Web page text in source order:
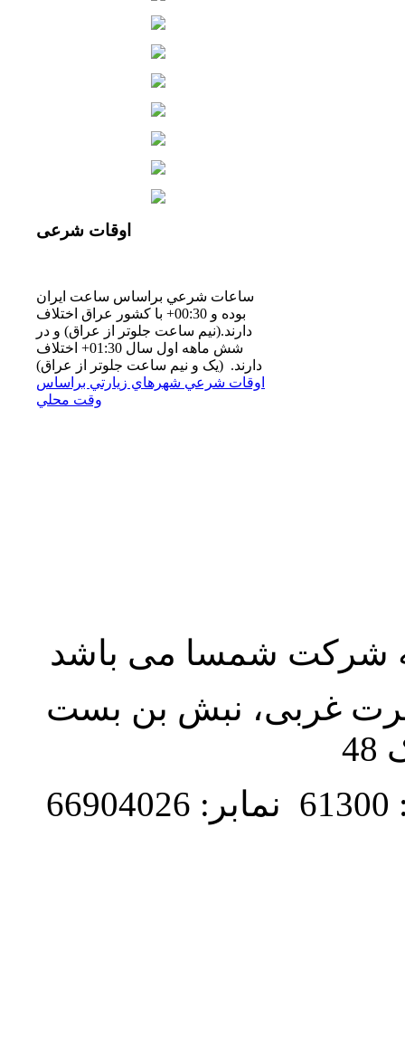
اوقات شرعی
ساعات شرعي براساس ساعت ايران
بوده و 00:30+ با كشور عراق اختلاف
دارند.(نيم ساعت جلوتر از عراق) و در
شش ماهه اول سال 01:30+ اختلاف
دارند. (یک و نیم ساعت جلوتر از عراق)
اوقات شرعي شهرهاي زيارتي براساس
وقت محلي
شرکت شمسا می باشد
غربی، نبش بن بست